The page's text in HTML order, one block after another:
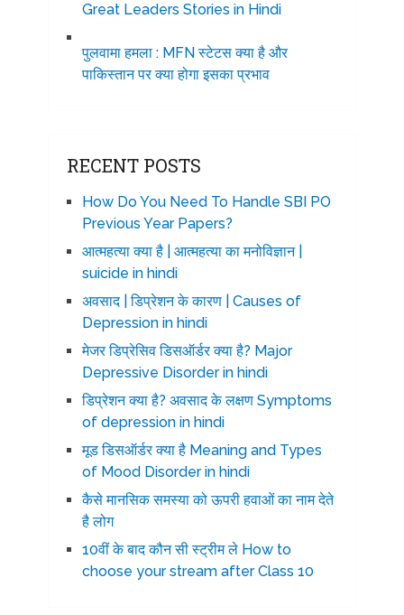
Great Leaders Stories in Hindi
पुलवामा हमला : MFN स्टेटस क्या है और
पाकिस्तान पर क्या होगा इसका प्रभाव
RECENT POSTS
How Do You Need To Handle SBI PO
Previous Year Papers?
आत्महत्या क्या है | आत्महत्या का मनोविज्ञान |
suicide in hindi
अवसाद | डिप्रेशन के कारण | Causes of
Depression in hindi
मेजर डिप्रेसिव डिसऑर्डर क्या है? Major
Depressive Disorder in hindi
डिप्रेशन क्या है? अवसाद के लक्षण Symptoms
of depression in hindi
मूड डिसऑर्डर क्या है Meaning and Types
of Mood Disorder in hindi
कैसे मानसिक समस्या को ऊपरी हवाओं का नाम देते
है लोग
10वीं के बाद कौन सी स्ट्रीम ले How to
choose your stream after Class 10